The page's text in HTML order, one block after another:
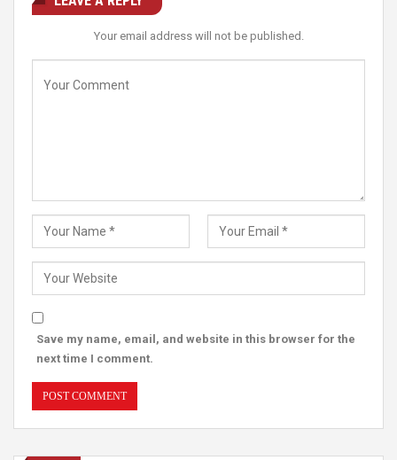
Your email address will not be published.
Save my name, email, and website in this browser for the
next time I comment.